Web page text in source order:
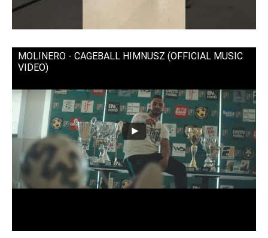
MOLINERO - CAGEBALL HIMNUSZ (OFFICIAL MUSIC
VIDEO)